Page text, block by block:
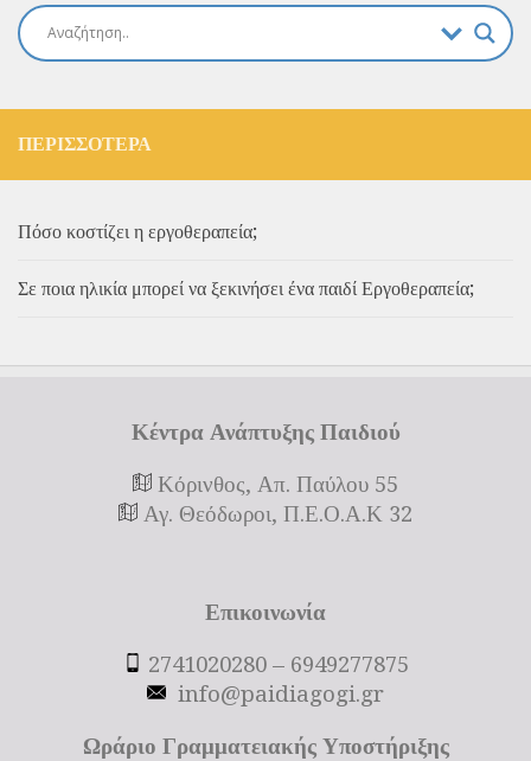
ΠΕΡΙΣΣΌΤΕΡΑ
Πόσο κοστίζει η εργοθεραπεία;
Σε ποια ηλικία μπορεί να ξεκινήσει ένα παιδί Εργοθεραπεία;
Κέντρα Ανάπτυξης Παιδιού
Κόρινθος, Απ. Παύλου 55
Αγ. Θεόδωροι, Π.Ε.Ο.Α.Κ 32
Επικοινωνία
2741020280 – 6949277875
info@paidiagogi.gr
Ωράριο Γραμματειακής Υποστήριξης